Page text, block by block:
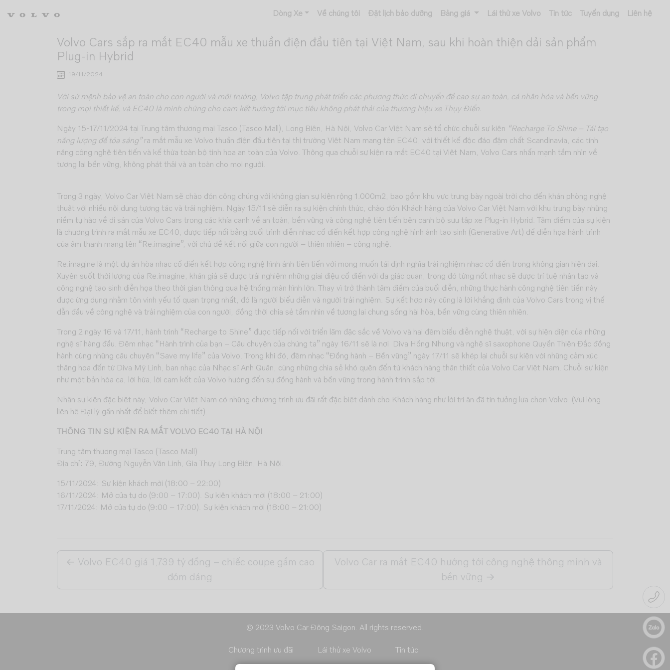
Dòng Xe
Về chúng tôi Đặt lịch bảo dưỡng Bảng giá Lái thử xe Volvo Tin tức Tuyển dụng Liên hệ
Volvo Cars sắp ra mắt EC40 mẫu xe thuần điện đầu tiên tại Việt Nam, sau khi hoàn thiện dải sản phẩm
Plug-in Hybrid
19/11/2024
Với sứ mệnh bảo vệ an toàn cho con người và môi trường, Volvo tập trung phát triển các phương thức di chuyển đề cao sự an toàn, cá nhân hóa và bền vững
trong mọi thiết kế, và EC40 là minh chứng cho cam kết hướng tới mục tiêu không phát thải của thương hiệu xe Thụy Điển.
Ngày 15-17/11/2024 tại Trung tâm thương mại Tasco (Tasco Mall), Long Biên, Hà Nội, Volvo Car Việt Nam sẽ tổ chức chuỗi sự kiện “Recharge To Shine – Tái tạo
năng lượng để tỏa sáng”ra mắt mẫu xe Volvo thuần điện đầu tiên tại thị trường Việt Nam mang tên EC40, với thiết kế độc đáo đậm chất Scandinavia, các tính
năng công nghệ tiên tiến và kế thừa toàn bộ tinh hoa an toàn của Volvo. Thông qua chuỗi sự kiện ra mắt EC40 tại Việt Nam, Volvo Cars nhấn mạnh tầm nhìn về
tương lai bền vững, không phát thải và an toàn cho mọi người.
Trong 3 ngày, Volvo Car Việt Nam sẽ chào đón công chúng với không gian sự kiện rộng 1.000m2, bao gồm khu vực trưng bày ngoài trời cho đến khán phòng nghệ
thuật với nhiều nội dung tương tác và trải nghiệm. Ngày 15/11 sẽ diễn ra sự kiện chính thức, chào đón Khách hàng của Volvo Car Việt Nam với khu trưng bày những
niềm tự hào về di sản của Volvo Cars trong các khía cạnh về an toàn, bền vững và công nghệ tiên tiến bên cạnh bộ sưu tập xe Plug-in Hybrid. Tâm điểm của sự kiện
là chương trình ra mắt mẫu xe EC40, được tiếp nối bằng buổi trình diễn nhạc cổ điển kết hợp công nghệ hình ảnh tạo sinh (Generative Art) để diễn họa hành trình
của âm thanh mang tên “Re.imagine”, với chủ đề kết nối giữa con người – thiên nhiên – công nghệ.
Re.imagine là một dự án hòa nhạc cổ điển kết hợp công nghệ hình ảnh tiên tiến với mong muốn tái định nghĩa trải nghiệm nhạc cổ điển trong không gian hiện đại.
Xuyên suốt thời lượng của Re.imagine, khán giả sẽ được trải nghiệm những giai điệu cổ điển với đa giác quan, trong đó từng nốt nhạc sẽ được trí tuệ nhân tạo và
công nghệ tạo sinh diễn họa theo thời gian thông qua hệ thống màn hình lớn. Thay vì trở thành tâm điểm của buổi diễn, những thực hành công nghệ tiên tiến này
được ứng dụng nhằm tôn vinh yếu tố quan trọng nhất, đó là người biểu diễn và người trải nghiệm. Sự kết hợp này cũng là lời khẳng định của Volvo Cars trong vị thế
dẫn đầu về công nghệ và trải nghiệm của con người, đồng thời chia sẻ tầm nhìn về tương lai chung sống hài hòa, bền vững cùng thiên nhiên.
Trong 2 ngày 16 và 17/11, hành trình “Recharge to Shine” được tiếp nối với triển lãm đặc sắc về Volvo và hai đêm biểu diễn nghệ thuật, với sự hiện diện của những
nghệ sĩ hàng đầu. Đêm nhạc “Hành trình của bạn – Câu chuyện của chúng ta” ngày 16/11 sẽ là nơi Diva Hồng Nhung và nghệ sĩ saxophone Quyền Thiện Đắc đồng
hành cùng những câu chuyện “Save my life” của Volvo. Trong khi đó, đêm nhạc “Đồng hành – Bền vững” ngày 17/11 sẽ khép lại chuỗi sự kiện với những cảm xúc
thăng hoa đến từ Diva Mỹ Linh, ban nhạc của Nhạc sĩ Anh Quân, cùng những chia sẻ khó quên đến từ khách hàng thân thiết của Volvo Car Việt Nam. Chuỗi sự kiện
như một bản hòa ca, lời hứa, lời cam kết của Volvo hướng đến sự đồng hành và bền vững trong hành trình sắp tới.
Nhân sự kiện đặc biệt này, Volvo Car Việt Nam có những chương trình ưu đãi rất đặc biệt dành cho Khách hàng như lời tri ân đã tin tưởng lựa chọn Volvo. (Vui lòng
liên hệ Đại lý gần nhất để biết thêm chi tiết).
THÔNG TIN SỰ KIỆN RA MẮT VOLVO EC40 TẠI HÀ NỘI
Trung tâm thương mại Tasco (Tasco Mall)
Địa chỉ: 79, Đường Nguyễn Văn Linh, Gia Thụy Long Biên, Hà Nội.
15/11/2024: Sự kiện khách mời (18:00 – 22:00)
16/11/2024: Mở cửa tự do (9:00 – 17:00). Sự kiện khách mời (18:00 – 21:00)
17/11/2024: Mở cửa tự do (9:00 – 17:00). Sự kiện khách mời (18:00 – 21:00)
← Volvo EC40 giá 1,739 tỷ đồng – chiếc coupe gầm cao
đỏm dáng
Volvo Car ra mắt EC40 hướng tới công nghệ thông minh và
bền vững →
© 2023 Volvo Car Đông Saigon. All rights reserved.
Chương trình ưu đãi Lái thử xe Volvo Tin tức